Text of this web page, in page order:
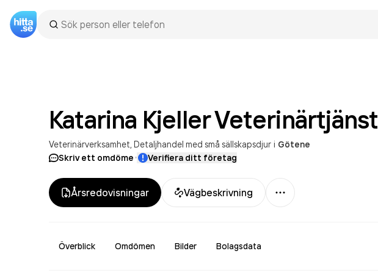
Katarina Kjeller Veterinärtjänst
Veterinärverksamhet Detaljhandel med små sällskapsdjur i Götene
Skriv ett omdöme· Verifiera ditt företag
Årsredovisningar Vägbeskrivning
Mer
Överblick Omdömen Bilder Bolagsdata